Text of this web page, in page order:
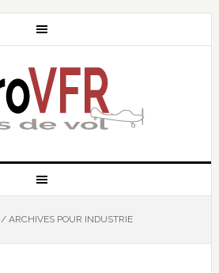
/ARCHIVES POUR INDUSTRIE